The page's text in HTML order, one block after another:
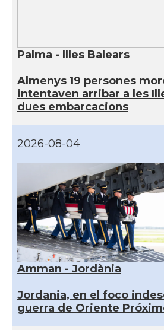
Palma - Illes Balears
Almenys 19 persones
intentaven arribar a les
dues embarcacions
2026-08-04
Amman - Jordània
Jordania, en el foco
guerra de Oriente